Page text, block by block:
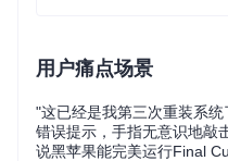
用户痛点场景
"这已经是我第三次重装系
错误提示，手指无意识地敲
说黑苹果能完美运行Final